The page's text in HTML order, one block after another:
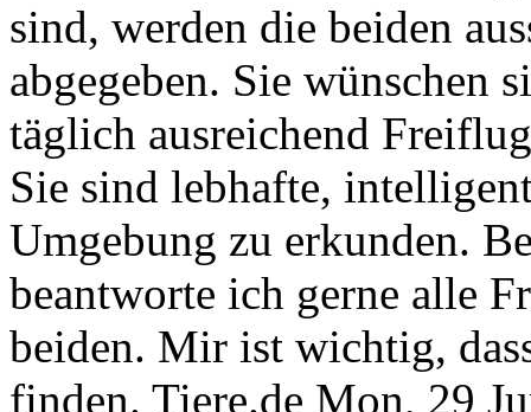
sind, werden die beiden
abgegeben. Sie wünschen
täglich ausreichend
Sie sind lebhafte,
Umgebung zu erkunden.
beantworte ich gerne alle
beiden. Mir ist wichtig,
finden. Tiere.de Mon, 29